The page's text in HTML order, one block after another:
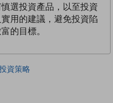
選投資產品，以至投資
用的建議，避免投資陷
的目標。
資策略